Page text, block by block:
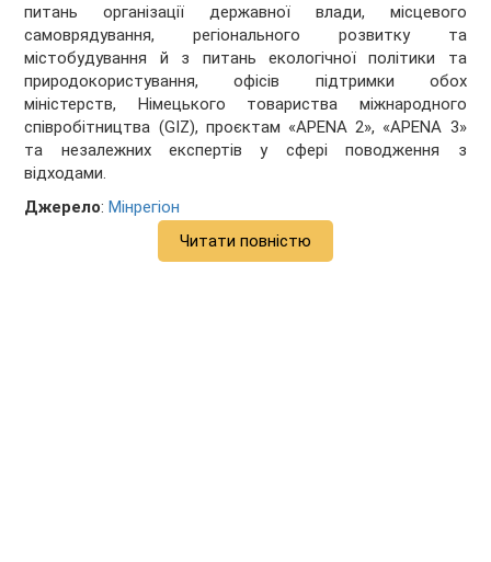
питань організації державної влади, місцевого
самоврядування, регіонального розвитку та
містобудування й з питань екологічної політики та
природокористування, офісів підтримки обох
міністерств, Німецького товариства міжнародного
співробітництва (GIZ), проєктам «APENA 2», «APENA 3»
та незалежних експертів у сфері поводження з
відходами.
Джерело:Мінрегіон
Читати повністю